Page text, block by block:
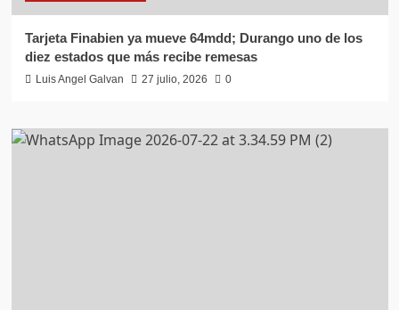
Tarjeta Finabien ya mueve 64mdd; Durango uno de los
diez estados que más recibe remesas
Luis Angel Galvan 27 julio, 2026 0